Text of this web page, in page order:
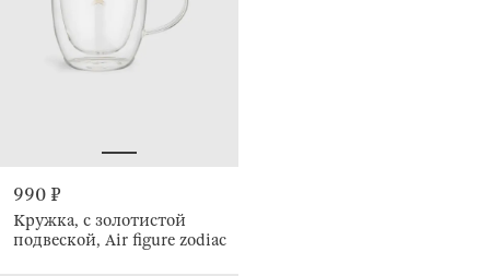
990 ₽
Кружка, с золотистой
подвеской, Air figure zodiac